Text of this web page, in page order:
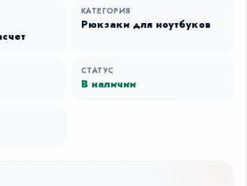
КАТЕГОРИЯ
Рюкзаки для ноутбуков
СТАТУС
В наличии